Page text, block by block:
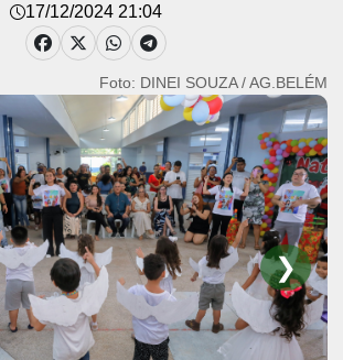
17/12/2024 21:04
Foto: DINEI SOUZA / AG.BELÉM
❯